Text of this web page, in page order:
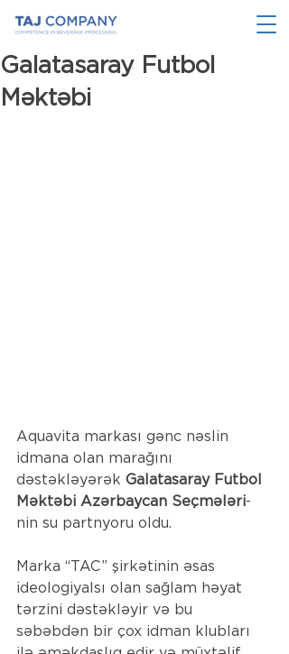
Galatasaray Futbol
Məktəbi
Aquavita markası gənc nəslin
idmana olan marağını
dəstəkləyərək Galatasaray Futbol
Məktəbi Azərbaycan Seçmələri-
nin su partnyoru oldu.
Marka “TAC” şirkətinin əsas
ideologiyalsı olan sağlam həyat
tərzini dəstəkləyir və bu
səbəbdən bir çox idman klubları